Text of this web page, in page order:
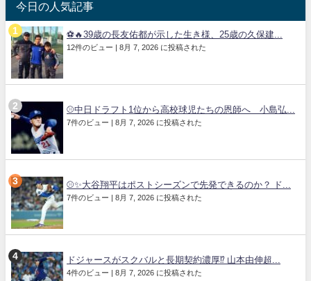
今日の人気記事
⚽🔥39歳の長友佑都が示した生き様、25歳の久保建...
12件のビュー 8月 7, 2026 に投稿された
⚾中日ドラフト1位から高校球児たちの恩師へ 小島弘...
7件のビュー 8月 7, 2026 に投稿された
⚾✨大谷翔平はポストシーズンで先発できるのか？ ド...
7件のビュー 8月 7, 2026 に投稿された
ドジャースがスクバルと長期契約濃厚⁉︎ 山本由伸超...
4件のビュー 8月 7, 2026 に投稿された